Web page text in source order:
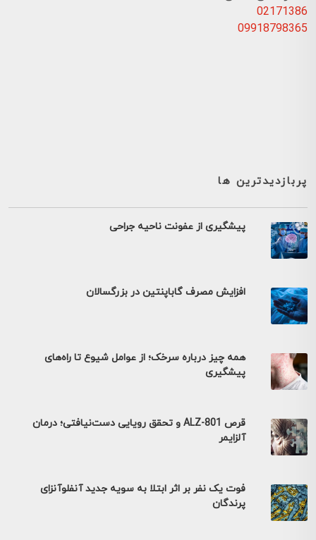
02171386
09918798365
پربازدیدترین ها
پیشگیری از عفونت ناحیه جراحی
افزایش مصرف گاباپنتین در بزرگسالان
همه چیز درباره سرخک؛ از عوامل شیوع تا راه‌های
پیشگیری
قرص ALZ-801 و تحقق رویایی دست‌نیافتی؛ درمان
آلزایمر
فوت یک نفر بر اثر ابتلا به سویه جدید آنفلوآنزای
پرندگان